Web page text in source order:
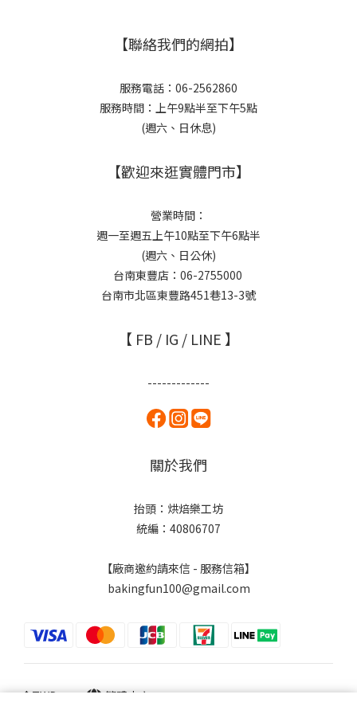
【聯絡我們的網拍】
服務電話：06-2562860
服務時間：上午9點半至下午5點
(週六、日休息)
【歡迎來逛實體門市】
營業時間：
週一至週五上午10點至下午6點半
(週六、日公休)
台南東豐店：06-2755000
台南市北區東豐路451巷13-3號
【 FB / IG / LINE 】
-------------
關於我們
抬頭：烘焙樂工坊
統編：40806707
【廠商邀約請來信 - 服務信箱】
bakingfun100@gmail.com
$TWD 繁體中文